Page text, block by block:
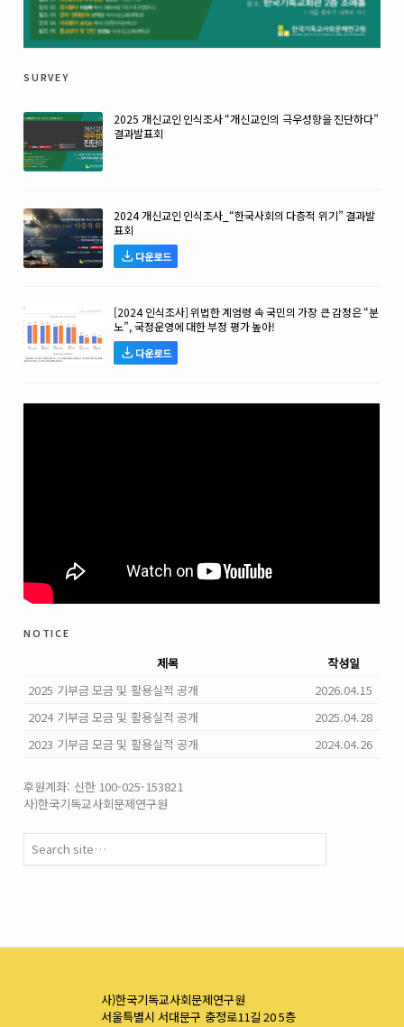
survey
2025 개신교인 인식조사 “개신교인의 극우성향을 진단하다”
결과발표회
2024 개신교인 인식조사_“한국사회의 다층적 위기” 결과발
표회
다운로드
[2024 인식조사] 위법한 계엄령 속 국민의 가장 큰 감정은 “분
노”, 국정운영에 대한 부정 평가 높아!
다운로드
notice
제목
작성일
2025 기부금 모금 및 활용실적 공개
2026.04.15
2024 기부금 모금 및 활용실적 공개
2025.04.28
2023 기부금 모금 및 활용실적 공개
2024.04.26
후원계좌: 신한 100-025-153821
사)한국기독교사회문제연구원
사)한국기독교사회문제연구원
서울특별시 서대문구 충정로11길 20 5층